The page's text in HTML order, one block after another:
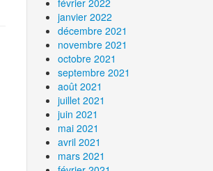
février 2022
janvier 2022
décembre 2021
novembre 2021
octobre 2021
septembre 2021
août 2021
juillet 2021
juin 2021
mai 2021
avril 2021
mars 2021